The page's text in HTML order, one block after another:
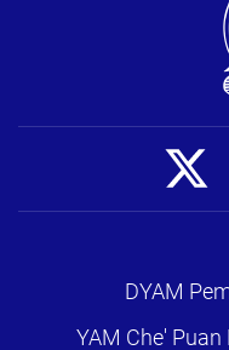
DYAM
YAM Che'